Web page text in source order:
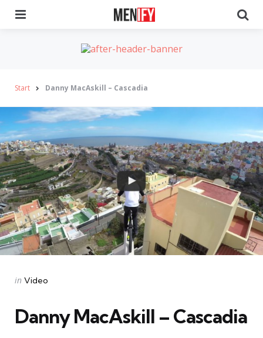
Start Danny MacAskill – Cascadia
Categories
Posted
in Video
Danny MacAskill – Cascadia